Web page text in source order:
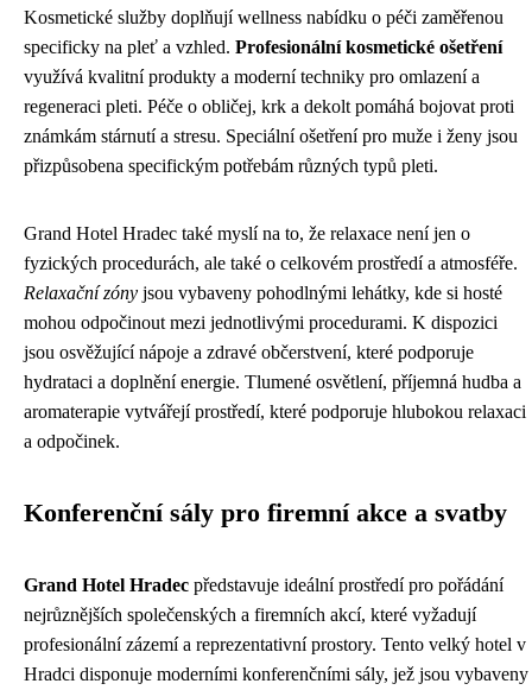
Kosmetické služby doplňují wellness nabídku o péči zaměřenou
specificky na pleť a vzhled. Profesionální kosmetické ošetření
využívá kvalitní produkty a moderní techniky pro omlazení a
regeneraci pleti. Péče o obličej, krk a dekolt pomáhá bojovat proti
známkám stárnutí a stresu. Speciální ošetření pro muže i ženy jsou
přizpůsobena specifickým potřebám různých typů pleti.
Grand Hotel Hradec také myslí na to, že relaxace není jen o
fyzických procedurách, ale také o celkovém prostředí a atmosféře.
Relaxační zóny jsou vybaveny pohodlnými lehátky, kde si hosté
mohou odpočinout mezi jednotlivými procedurami. K dispozici
jsou osvěžující nápoje a zdravé občerstvení, které podporuje
hydrataci a doplnění energie. Tlumené osvětlení, příjemná hudba a
aromaterapie vytvářejí prostředí, které podporuje hlubokou relaxaci
a odpočinek.
Konferenční sály pro firemní akce a svatby
Grand Hotel Hradec představuje ideální prostředí pro pořádání
nejrůznějších společenských a firemních akcí, které vyžadují
profesionální zázemí a reprezentativní prostory. Tento velký hotel v
Hradci disponuje moderními konferenčními sály, jež jsou vybaveny